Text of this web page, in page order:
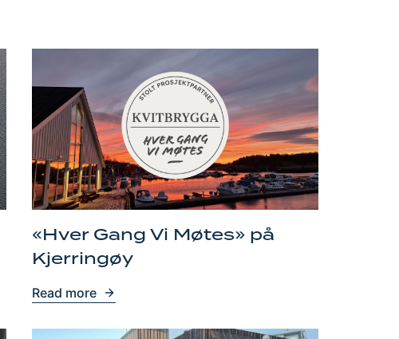
«Hver Gang Vi Møtes» på
Kjerringøy
Read more